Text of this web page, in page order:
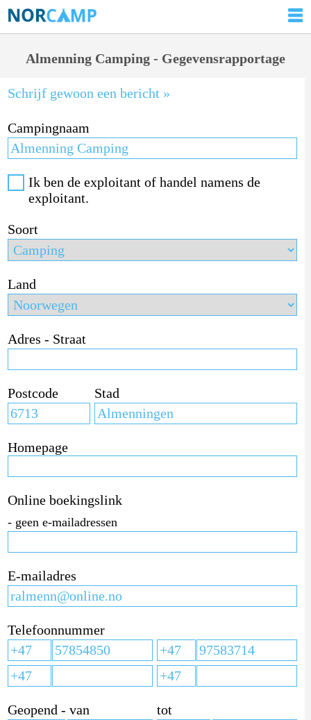
Almenning Camping - Gegevensrapportage
Schrijf gewoon een bericht »
Campingnaam
Ik ben de exploitant of handel namens de
exploitant.
Soort
Land
Adres - Straat
Postcode Stad
Homepage
Online boekingslink
- geen e-mailadressen
E-mailadres
Telefoonnummer
Geopend - van tot